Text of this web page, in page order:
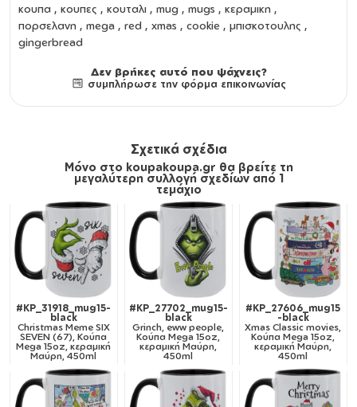
κουπα , κουπες , κουταλι , mug , mugs , κεραμικη ,
πορσελανη , mega , red , xmas , cookie , μπισκοτουλης ,
gingerbread
Δεν βρήκες αυτό που ψάχνεις?
συμπλήρωσε την φόρμα επικοινωνίας
Σχετικά σχέδια
Μόνο στο koupakoupa.gr θα βρείτε τη
μεγαλύτερη συλλογή σχεδίων από 1
τεμάχιο
#KP_31918_mug15-
black
Christmas Meme SIX
SEVEN (67), Κούπα
Mega 15oz, κεραμική
Μαύρη, 450ml
#KP_27702_mug15-
black
Grinch, eww people,
Κούπα Mega 15oz,
κεραμική Μαύρη,
450ml
#KP_27606_mug15
-black
Xmas Classic movies,
Κούπα Mega 15oz,
κεραμική Μαύρη,
450ml